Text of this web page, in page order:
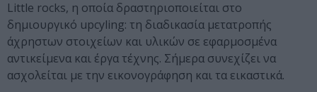
Little rocks, η οποία δραστηριοποιείται στο
δημιουργικό upcyling: τη διαδικασία μετατροπής
άχρηστων στοιχείων και υλικών σε εφαρμοσμένα
αντικείμενα και έργα τέχνης. Σήμερα συνεχίζει να
ασχολείται με την εικονογράφηση και τα εικαστικά.